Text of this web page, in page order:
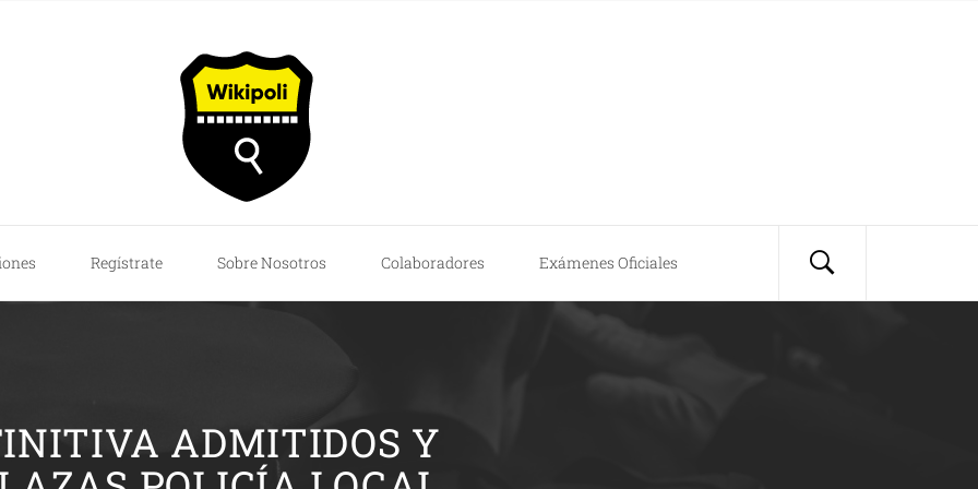
Regístrate Sobre Nosotros Colaboradores Exámenes Oficiales
ADMITIDOS Y